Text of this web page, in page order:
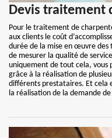
Devis traitement
Pour le traitement de
aux clients le coût
durée de la mise en œuvre des
de mesurer la qualité de
uniquement de tout cela, vous
grâce à la réalisation de
différents prestataires. Et cela
la réalisation de la demande de